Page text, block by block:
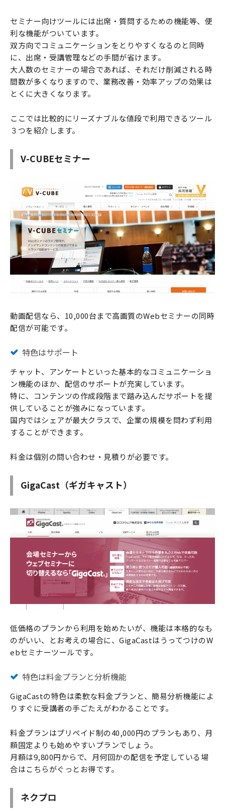
セミナー向けツールには出席・質問するための機能等、便
利な機能がついています。
双方向でコミュニケーションをとりやすくなるのと同時
に、出席・受講管理などの手間が省けます。
大人数のセミナーの場合であれば、それだけ削減される時
間数が多くなりますので、業務改善・効率アップの効果は
とくに大きくなります。
ここでは比較的にリーズナブルな値段で利用できるツール
３つを紹介します。
V-CUBEセミナー
動画配信なら、10,000台まで高画質のWebセミナーの同時
配信が可能です。
特色はサポート
チャット、アンケートといった基本的なコミュニケーショ
ン機能のほか、配信のサポートが充実しています。
特に、コンテンツの作成段階まで踏み込んだサポートを提
供していることが強みになっています。
国内ではシェアが最大クラスで、企業の規模を問わず利用
することができます。
料金は個別の問い合わせ・見積りが必要です。
GigaCast（ギガキャスト）
低価格のプランから利用を始めたいが、機能は本格的なも
のがいい、とお考えの場合に、GigaCastはうってつけのW
ebセミナーツールです。
特色は料金プランと分析機能
GigaCastの特色は柔軟な料金プランと、簡易分析機能によ
りすぐに受講者の手ごたえがわかることです。
料金プランはプリペイド制の40,000円のプランもあり、月
額固定よりも始めやすいプランでしょう。
月額は9,800円からで、月何回かの配信を予定している場
合はこちらがぐっとお得です。
ネクプロ